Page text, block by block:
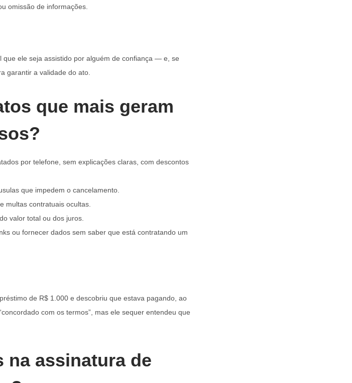
omissão de informações.
ele seja assistido por alguém de confiança — e, se
garantir a validade do ato.
que mais geram
por telefone, sem explicações claras, com descontos
que impedem o cancelamento.
multas contratuais ocultas.
valor total ou dos juros.
ou fornecer dados sem saber que está contratando um
de R$ 1.000 e descobriu que estava pagando, ao
com os termos”, mas ele sequer entendeu que
na assinatura de